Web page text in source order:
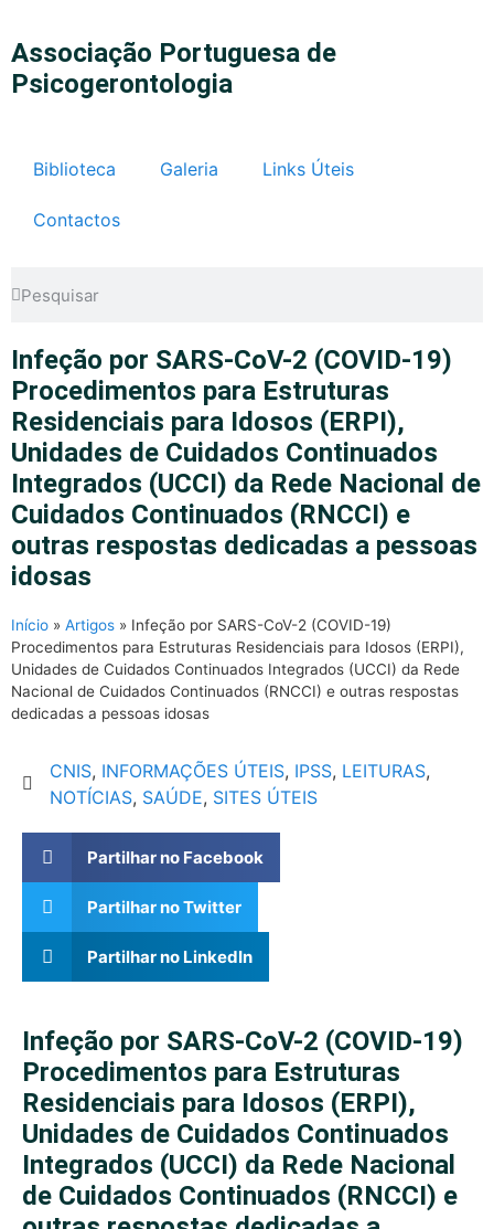
Associação Portuguesa de
Psicogerontologia
Biblioteca Galeria Links Úteis
Contactos
Infeção por SARS-CoV-2 (COVID-19)
Procedimentos para Estruturas
Residenciais para Idosos (ERPI),
Unidades de Cuidados Continuados
Integrados (UCCI) da Rede Nacional de
Cuidados Continuados (RNCCI) e
outras respostas dedicadas a pessoas
idosas
Início » Artigos » Infeção por SARS-CoV-2 (COVID-19)
Procedimentos para Estruturas Residenciais para Idosos (ERPI),
Unidades de Cuidados Continuados Integrados (UCCI) da Rede
Nacional de Cuidados Continuados (RNCCI) e outras respostas
dedicadas a pessoas idosas
CNIS, INFORMAÇÕES ÚTEIS, IPSS, LEITURAS,
NOTÍCIAS, SAÚDE, SITES ÚTEIS
Partilhar no Facebook
Partilhar no Twitter
Partilhar no LinkedIn
Infeção por SARS-CoV-2 (COVID-19)
Procedimentos para Estruturas
Residenciais para Idosos (ERPI),
Unidades de Cuidados Continuados
Integrados (UCCI) da Rede Nacional
de Cuidados Continuados (RNCCI) e